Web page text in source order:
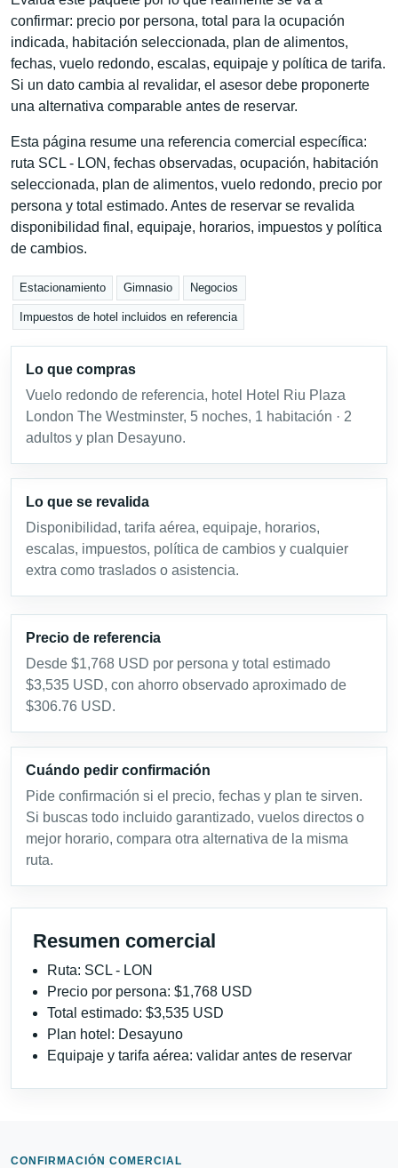
confirmar: precio por persona, total para la ocupación
indicada, habitación seleccionada, plan de alimentos,
fechas, vuelo redondo, escalas, equipaje y política de tarifa.
Si un dato cambia al revalidar, el asesor debe proponerte
una alternativa comparable antes de reservar.
Esta página resume una referencia comercial específica:
ruta SCL - LON, fechas observadas, ocupación, habitación
seleccionada, plan de alimentos, vuelo redondo, precio por
persona y total estimado. Antes de reservar se revalida
disponibilidad final, equipaje, horarios, impuestos y política
de cambios.
Estacionamiento Gimnasio Negocios
Impuestos de hotel incluidos en referencia
Lo que compras
Vuelo redondo de referencia, hotel Hotel Riu Plaza
London The Westminster, 5 noches, 1 habitación · 2
adultos y plan Desayuno.
Lo que se revalida
Disponibilidad, tarifa aérea, equipaje, horarios,
escalas, impuestos, política de cambios y cualquier
extra como traslados o asistencia.
Precio de referencia
Desde $1,768 USD por persona y total estimado
$3,535 USD, con ahorro observado aproximado de
$306.76 USD.
Cuándo pedir confirmación
Pide confirmación si el precio, fechas y plan te sirven.
Si buscas todo incluido garantizado, vuelos directos o
mejor horario, compara otra alternativa de la misma
ruta.
Resumen comercial
Ruta: SCL - LON
Precio por persona: $1,768 USD
Total estimado: $3,535 USD
Plan hotel: Desayuno
Equipaje y tarifa aérea: validar antes de reservar
CONFIRMACIÓN COMERCIAL